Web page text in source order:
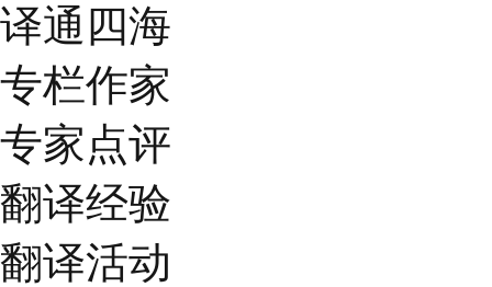
译通四海
专栏作家
专家点评
翻译经验
翻译活动